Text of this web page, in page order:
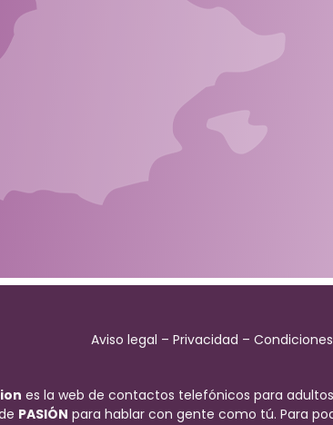
Aviso legal – Privacidad – Condiciones
es la web de contactos telefónicos para
PASIÓN para hablar con gente como tú. Para